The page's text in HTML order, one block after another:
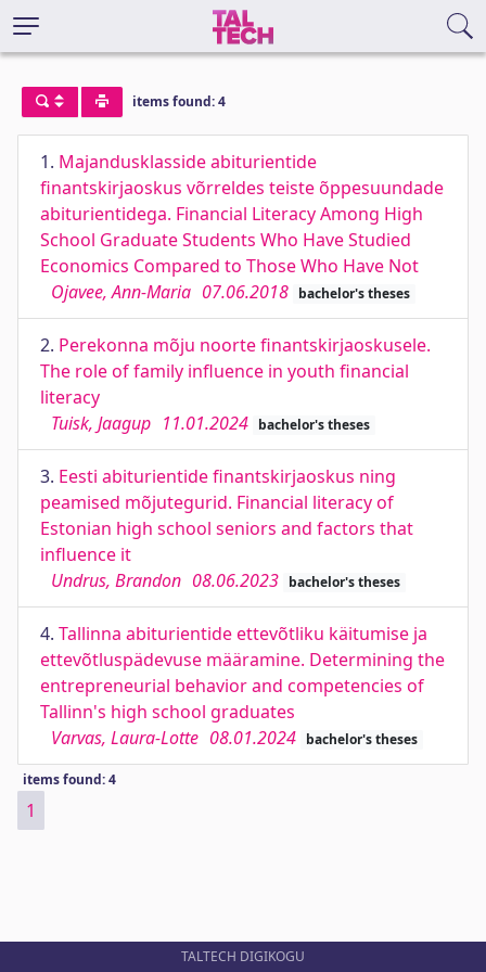
items found: 4
1. Majandusklasside abiturientide
finantskirjaoskus võrreldes teiste õppesuundade
abiturientidega. Financial Literacy Among High
School Graduate Students Who Have Studied
Economics Compared to Those Who Have Not
Ojavee, Ann-Maria 07.06.2018 bachelor's theses
2. Perekonna mõju noorte finantskirjaoskusele.
The role of family influence in youth financial
literacy
Tuisk, Jaagup 11.01.2024 bachelor's theses
3. Eesti abiturientide finantskirjaoskus ning
peamised mõjutegurid. Financial literacy of
Estonian high school seniors and factors that
influence it
Undrus, Brandon 08.06.2023 bachelor's theses
4. Tallinna abiturientide ettevõtliku käitumise ja
ettevõtluspädevuse määramine. Determining the
entrepreneurial behavior and competencies of
Tallinn's high school graduates
Varvas, Laura-Lotte 08.01.2024 bachelor's theses
items found: 4
1
TALTECH DIGIKOGU